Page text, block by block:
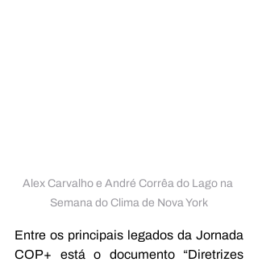
Alex Carvalho e André Corrêa do Lago na
Semana do Clima de Nova York
Entre os principais legados da Jornada
COP+ está o documento “Diretrizes